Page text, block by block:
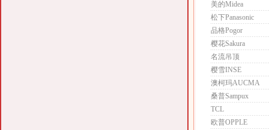
美的Midea
松下Panasonic
品格Pogor
樱花Sakura
名流吊顶
樱雪INSE
澳柯玛AUCMA
桑普Sampux
TCL
欧普OPPLE